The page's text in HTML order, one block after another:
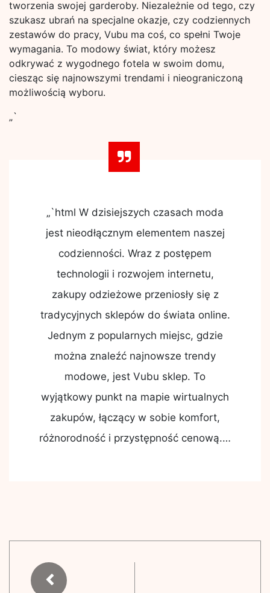
tworzenia swojej garderoby. Niezależnie od tego, czy
szukasz ubrań na specjalne okazje, czy codziennych
zestawów do pracy, Vubu ma coś, co spełni Twoje
wymagania. To modowy świat, który możesz
odkrywać z wygodnego fotela w swoim domu,
ciesząc się najnowszymi trendami i nieograniczoną
możliwością wyboru.
„`
„`html W dzisiejszych czasach moda
jest nieodłącznym elementem naszej
codzienności. Wraz z postępem
technologii i rozwojem internetu,
zakupy odzieżowe przeniosły się z
tradycyjnych sklepów do świata online.
Jednym z popularnych miejsc, gdzie
można znaleźć najnowsze trendy
modowe, jest Vubu sklep. To
wyjątkowy punkt na mapie wirtualnych
zakupów, łączący w sobie komfort,
różnorodność i przystępność cenową.…